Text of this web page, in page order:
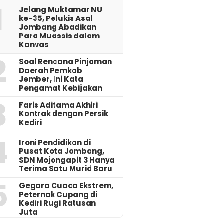
Jelang Muktamar NU
ke-35, Pelukis Asal
Jombang Abadikan
Para Muassis dalam
Kanvas
‎Soal Rencana Pinjaman
Daerah Pemkab
Jember, Ini Kata
Pengamat Kebijakan ‎
Faris Aditama Akhiri
Kontrak dengan Persik
Kediri
Ironi Pendidikan di
Pusat Kota Jombang,
SDN Mojongapit 3 Hanya
Terima Satu Murid Baru
‎Gegara Cuaca Ekstrem,
Peternak Cupang di
Kediri Rugi Ratusan
Juta